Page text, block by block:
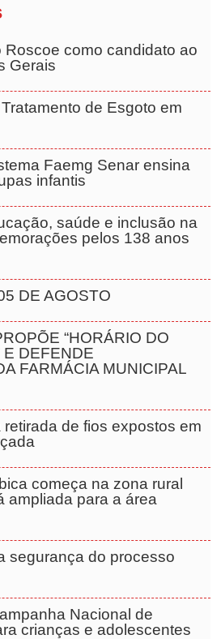
Roscoe como candidato ao
Gerais
de Esgoto em
Faemg Senar ensina
infantis
saúde e inclusão na
pelos 138 anos
DE AGOSTO
“HORÁRIO DO
E DEFENDE
FARMÁCIA MUNICIPAL
de fios expostos em
começa na zona rural
ampliada para a área
segurança do processo
Nacional de
crianças e adolescentes